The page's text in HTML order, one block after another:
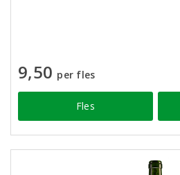
9,50 per fles
Fles